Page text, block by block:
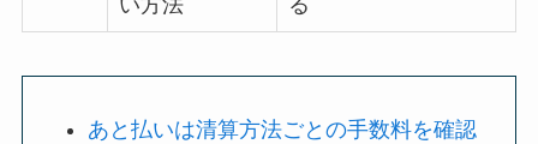
い方法 る
あと払いは清算方法ごとの手数料を確認